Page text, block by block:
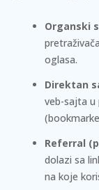
Organski
oglasa.
Direktan
veb-sajta u
Referral
dolazi sa
na koje